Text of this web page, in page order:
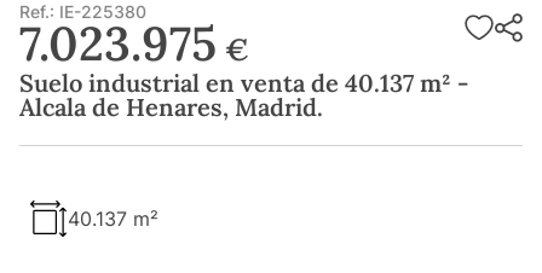
Ref.: IE-225380
7.023.975 €
Suelo industrial en venta de 40.137 m² -
Alcala de Henares, Madrid.
40.137 m²